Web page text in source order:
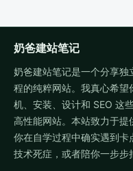
奶爸建站笔记
奶爸建站笔记是一个分享
程的纯粹网站。我真心希
机、安装、设计和 SEO 这
高性能网站。本站致力于
你在自学过程中确实遇到
技术死症，或者陪你一步步